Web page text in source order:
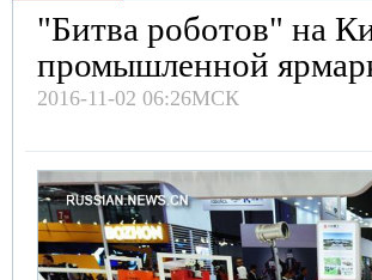
"Битва роботов" на
промышленной
2016-11-02 06:26МСК